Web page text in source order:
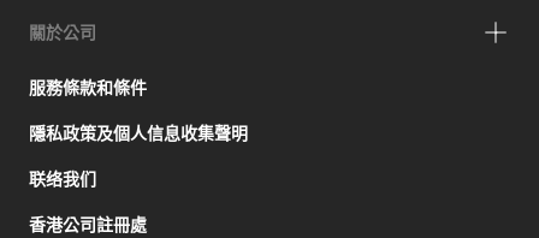
關於公司
服務條款和條件
隱私政策及個人信息收集聲明
联络我们
香港公司註冊處